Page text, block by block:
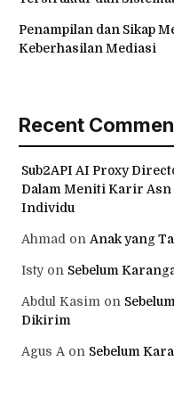
Penampilan dan Sikap
Keberhasilan Mediasi
Recent
Sub2API AI Proxy
Dalam Meniti Karir Asn
Individu
Ahmad on Anak yang
Istyon Sebelum
Abdul Kasim on
Dikirim
Agus A on Sebelum